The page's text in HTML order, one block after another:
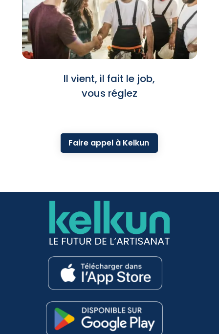
Il vient, il fait le job,
vous réglez
Faire appel à Kelkun